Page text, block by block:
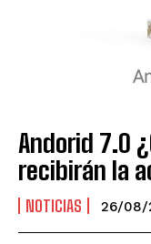
Andorid 7.0
recibirán la
NOTICIAS 26/08/